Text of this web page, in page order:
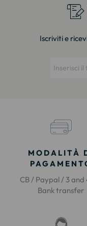
Iscriviti e
MODALITÀ
CB / Paypal / 3 and
Bank transfer